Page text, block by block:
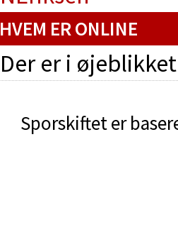
HVEM ER ONLINE
Der er i
Sporskiftet er